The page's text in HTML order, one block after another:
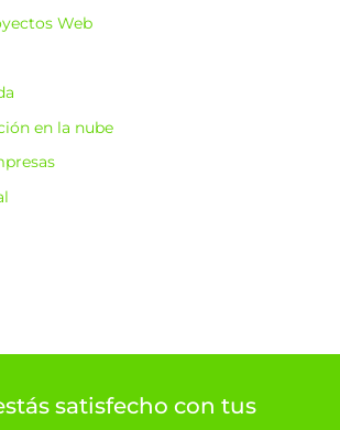
Web
en la nube
satisfecho con tus